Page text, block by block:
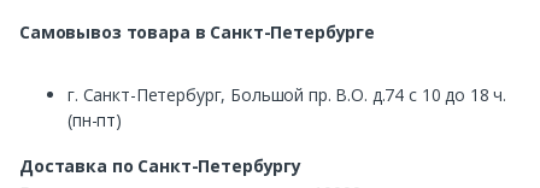
Самовывоз товара в Санкт-Петербурге
г. Санкт-Петербург, Большой пр. В.О. д.74 с 10 до 18 ч.
(пн-пт)
Доставка по Санкт-Петербургу